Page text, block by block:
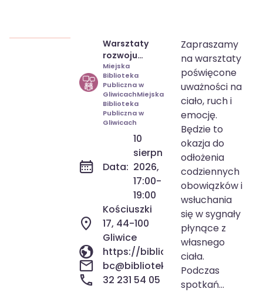
17:00-19:00
Warsztaty
rozwoju
poprzez ruch
Miejska
Biblioteka
Publiczna w
GliwicachMiejska
Biblioteka
Publiczna w
Gliwicach
Data:
10
sierpnia
2026,
17:00-
19:00
Kościuszki
17, 44-100
Gliwice
https://biblioteka.gliwice.pl/
bc@biblioteka.gliwice.pl
32 231 54 05
Zapraszamy
na warsztaty
poświęcone
uważności na
ciało, ruch i
emocję.
Będzie to
okazja do
odłożenia
codziennych
obowiązków i
wsłuchania
się w sygnały
płynące z
własnego
ciała.
Podczas
spotkań...